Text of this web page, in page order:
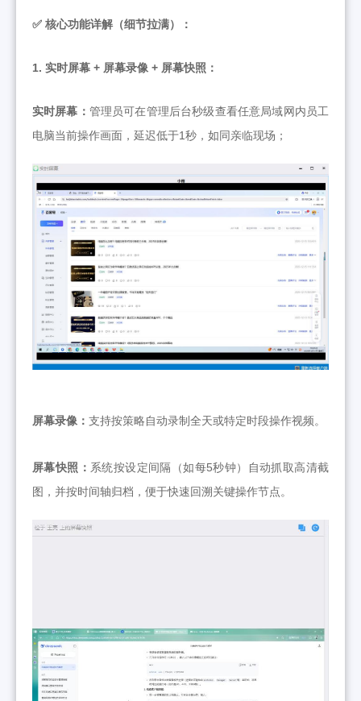
✅ 核心功能详解（细节拉满）：
1. 实时屏幕 + 屏幕录像 + 屏幕快照：
实时屏幕： 管理员可在管理后台秒级查看任意局域网内员工
电脑当前操作画面，延迟低于1秒，如同亲临现场；
屏幕录像： 支持按策略自动录制全天或特定时段操作视频。
屏幕快照： 系统按设定间隔（如每5秒钟）自动抓取高清截
图，并按时间轴归档，便于快速回溯关键操作节点。